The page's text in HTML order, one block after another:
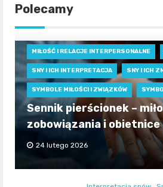
Polecamy
MIŁOŚĆ I RELACJE INTERPERSONALNE
SNY I ICH INTERPRETACJA SNY I ICH
SYMBOLE MIŁOŚCI I ZWIĄZKÓW
Sennik pierścionek –
zobowiązania i obietnice
24 lutego 2026